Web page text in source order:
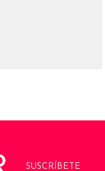
SUSCRÍBETE